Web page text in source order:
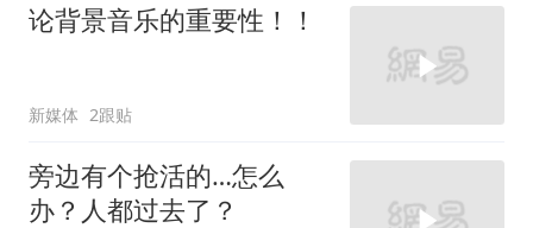
论背景音乐的重要性！！
新媒体 2跟贴
旁边有个抢活的…怎么
办？人都过去了？